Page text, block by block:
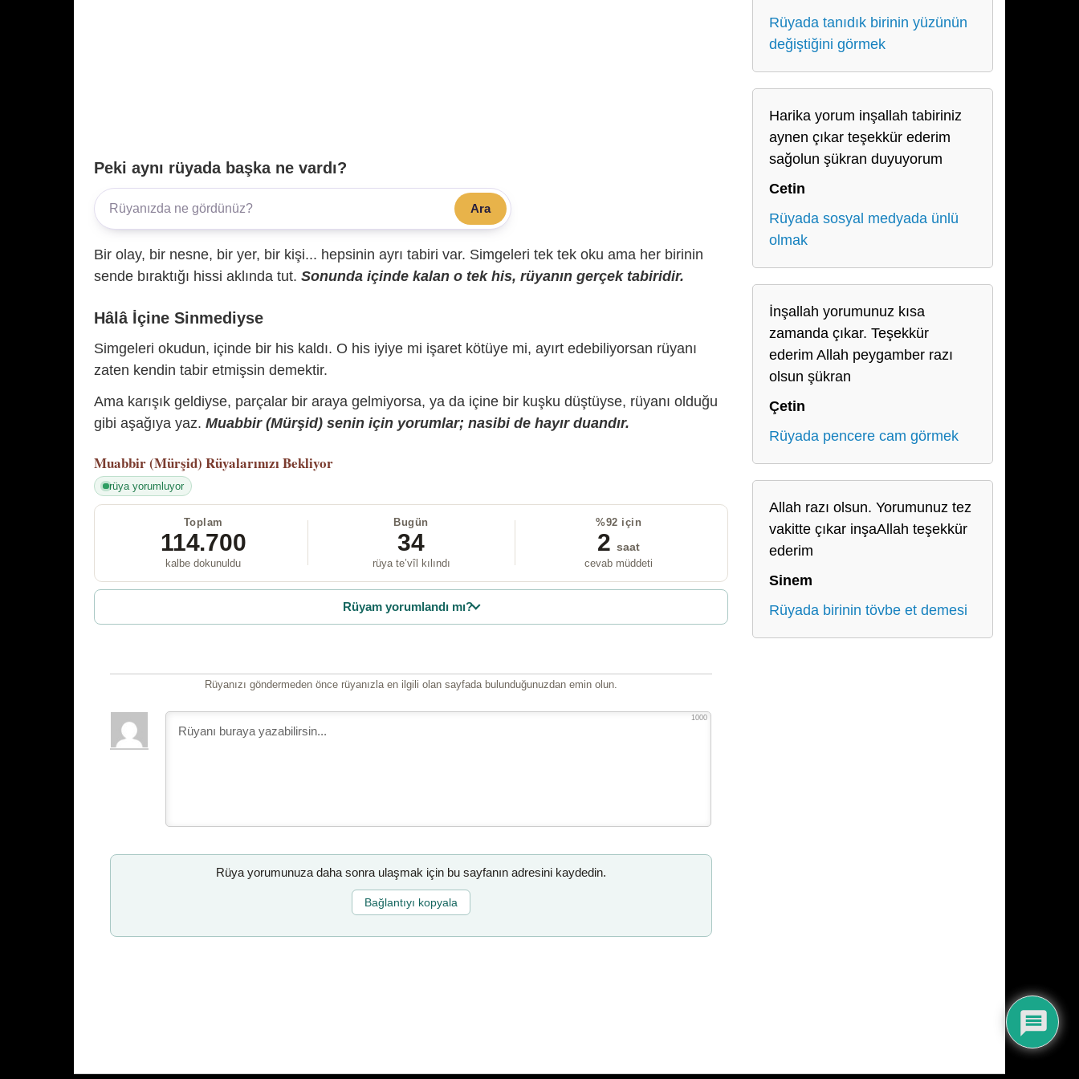
Peki aynı rüyada başka ne vardı?
Ara
Bir olay, bir nesne, bir yer, bir kişi... hepsinin ayrı tabiri var. Simgeleri tek tek oku ama her birinin
sende bıraktığı hissi aklında tut. Sonunda içinde kalan o tek his, rüyanın gerçek tabiridir.
Hâlâ İçine Sinmediyse
Simgeleri okudun, içinde bir his kaldı. O his iyiye mi işaret kötüye mi, ayırt edebiliyorsan rüyanı
zaten kendin tabir etmişsin demektir.
Ama karışık geldiyse, parçalar bir araya gelmiyorsa, ya da içine bir kuşku düştüyse, rüyanı olduğu
gibi aşağıya yaz. Muabbir (Mürşid) senin için yorumlar; nasibi de hayır duandır.
Muabbir (Mürşid) Rüyalarınızı Bekliyor
rüya yorumluyor
Toplam
114.700
kalbe dokunuldu
Bugün
34
rüya te’vîl kılındı
%92 için
2 saat
cevab müddeti
Rüyam yorumlandı mı?
Rüyanızı göndermeden önce rüyanızla en ilgili olan sayfada bulunduğunuzdan emin olun.
1000
Rüya yorumunuza daha sonra ulaşmak için bu sayfanın adresini kaydedin.
Bağlantıyı kopyala
Rüyada tanıdık birinin yüzünün
değiştiğini görmek
Harika yorum inşallah tabiriniz
aynen çıkar teşekkür ederim
sağolun şükran duyuyorum
Cetin
Rüyada sosyal medyada ünlü
olmak
İnşallah yorumunuz kısa
zamanda çıkar. Teşekkür
ederim Allah peygamber razı
olsun şükran
Çetin
Rüyada pencere cam görmek
Allah razı olsun. Yorumunuz tez
vakitte çıkar inşaAllah teşekkür
ederim
Sinem
Rüyada birinin tövbe et demesi